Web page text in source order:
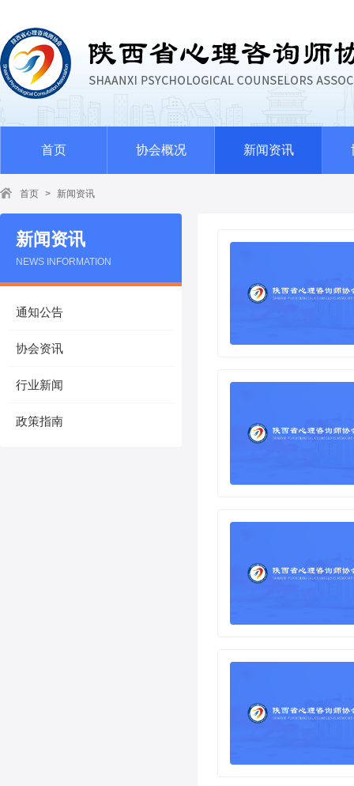
首页 协会概况 新闻资讯
首页 > 新闻资讯
新闻资讯
NEWS INFORMATION
通知公告
协会资讯
行业新闻
政策指南